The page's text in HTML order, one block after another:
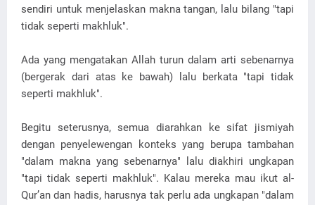
sendiri untuk menjelaskan makna tangan, lalu bilang "tapi
tidak seperti makhluk".
Ada yang mengatakan Allah turun dalam arti sebenarnya
(bergerak dari atas ke bawah) lalu berkata "tapi tidak
seperti makhluk".
Begitu seterusnya, semua diarahkan ke sifat jismiyah
dengan penyelewengan konteks yang berupa tambahan
"dalam makna yang sebenarnya" lalu diakhiri ungkapan
"tapi tidak seperti makhluk". Kalau mereka mau ikut al-
Qur’an dan hadis, harusnya tak perlu ada ungkapan "dalam